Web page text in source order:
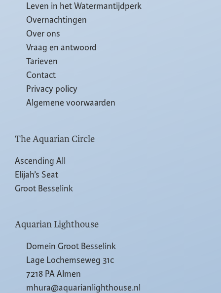
Leven in het Watermantijdperk
Overnachtingen
Over ons
Vraag en antwoord
Tarieven
Contact
Privacy policy
Algemene voorwaarden
The Aquarian Circle
Ascending All
Elijah’s Seat
Groot Besselink
Aquarian Lighthouse
Domein Groot Besselink
Lage Lochemseweg 31c
7218 PA Almen
mhura@aquarianlighthouse.nl